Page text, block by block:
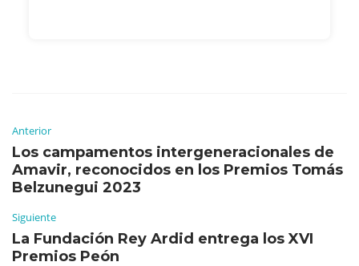
Anterior
Los campamentos intergeneracionales de
Amavir, reconocidos en los Premios Tomás
Belzunegui 2023
Siguiente
La Fundación Rey Ardid entrega los XVI
Premios Peón